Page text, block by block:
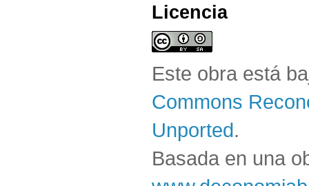
Licencia
Este obra está
Commons
Unported.
Basada en una